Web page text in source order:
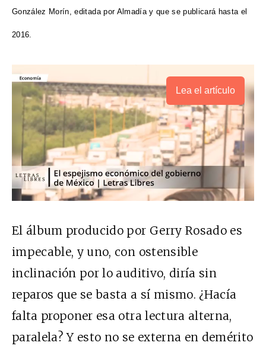
González Morín, editada por Almadía y que se publicará hasta el
2016.
Lea el artículo
El álbum producido por Gerry Rosado es
impecable, y uno, con ostensible
inclinación por lo auditivo, diría sin
reparos que se basta a sí mismo. ¿Hacía
falta proponer esa otra lectura alterna,
paralela? Y esto no se externa en demérito